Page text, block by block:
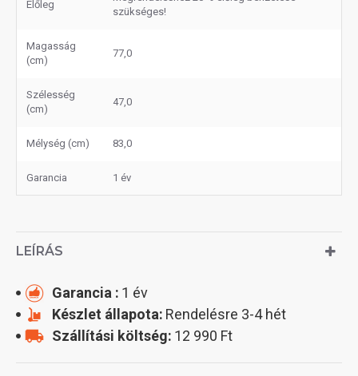
Előleg
szükséges!
Magasság
(cm)
77,0
Szélesség
(cm)
47,0
Mélység (cm) 83,0
Garancia 1 év
LEÍRÁS
Garancia : 1 év
Készlet állapota: Rendelésre 3-4 hét
Szállítási költség: 12 990 Ft